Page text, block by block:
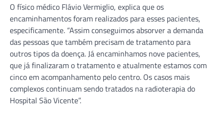
O físico médico Flávio Vermiglio, explica que os
encaminhamentos foram realizados para esses pacientes,
especificamente. “Assim conseguimos absorver a demanda
das pessoas que também precisam de tratamento para
outros tipos da doença. Já encaminhamos nove pacientes,
que já finalizaram o tratamento e atualmente estamos com
cinco em acompanhamento pelo centro. Os casos mais
complexos continuam sendo tratados na radioterapia do
Hospital São Vicente”.